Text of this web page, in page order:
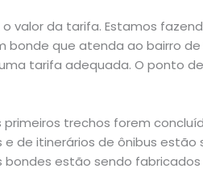
valor da tarifa. Estamos
bonde que atenda ao bairro
tarifa adequada. O ponto
primeiros trechos forem
e de itinerários de ônibus
bondes estão sendo